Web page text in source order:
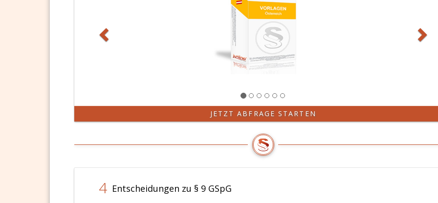
JETZT ABFRAGE STARTEN
4 Entscheidungen zu § 9 GSpG